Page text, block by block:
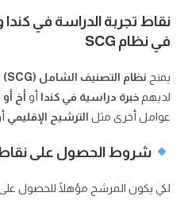
نقاط تجربة الدراسة في كندا
في نظام SCG
يمنح نظام التصنيف الشامل (SCG)
لديهمخبرة دراسية في كندا أو أخ
عوامل أخرى مثل الترشيح الإقليمي
شروط الحصول على نقاط
لكي يكون المرشح مؤهلًا للحصول